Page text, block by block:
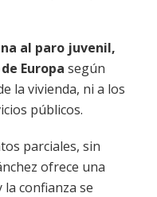
al paro juvenil,
Europa según
la vivienda, ni a los
públicos.
parciales, sin
ofrece una
confianza se